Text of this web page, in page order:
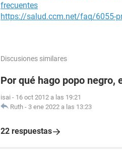
frecuentes
https://salud.ccm.net/faq/6055-
Discusiones similares
Por qué hago popo negro,
isai - 16 oct 2012 a las 19:21
Ruth - 3 ene 2022 a las 13:23
22 respuestas